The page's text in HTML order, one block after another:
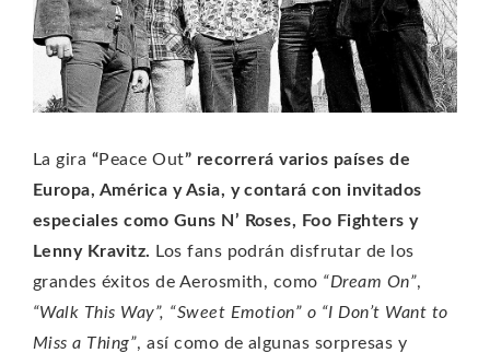
La gira “Peace Out” recorrerá varios países de
Europa, América y Asia, y contará con invitados
especiales como Guns N’ Roses, Foo Fighters y
Lenny Kravitz. Los fans podrán disfrutar de los
grandes éxitos de Aerosmith, como “Dream On”,
“Walk This Way”, “Sweet Emotion” o “I Don’t Want to
Miss a Thing”, así como de algunas sorpresas y